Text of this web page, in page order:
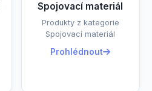
Spojovací materiál
Produkty z kategorie
Spojovací materiál
Prohlédnout